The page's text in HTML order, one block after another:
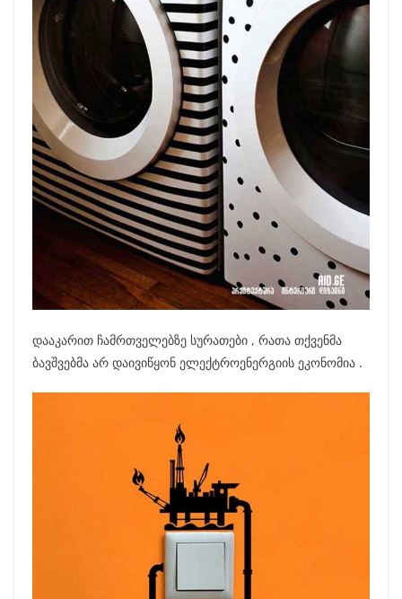
დააკარით ჩამრთველებზე სურათები , რათა თქვენმა
ბავშვებმა არ დაივიწყონ ელექტროენერგიის ეკონომია .